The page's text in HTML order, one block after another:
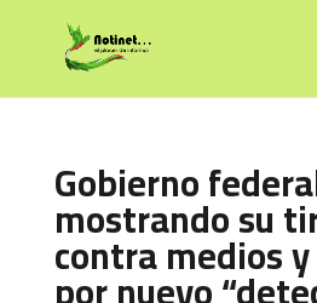
Gobierno
mostrando su
contra medios